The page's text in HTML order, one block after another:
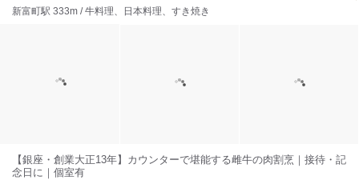
新富町駅 333m / 牛料理、日本料理、すき焼き
【銀座・創業大正13年】カウンターで堪能する雌牛の肉割烹｜接待・記
念日に｜個室有